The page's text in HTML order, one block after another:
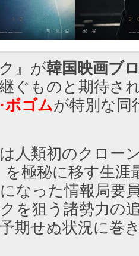
』が韓国映画ブ
ぐものと期待さ
ボゴムが特別な同
は人類初のクロー
を極秘に移す生涯
なった情報局要
を狙う諸勢力の
期せぬ状況に巻